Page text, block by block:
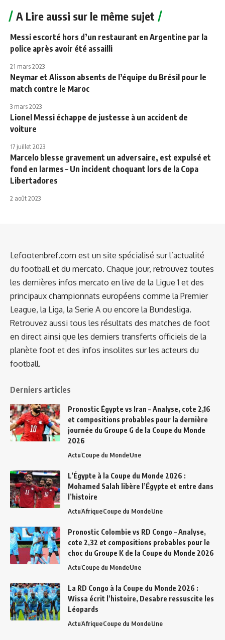
A Lire aussi sur le même sujet
Messi escorté hors d’un restaurant en Argentine par la
police après avoir été assailli
21 mars 2023
Neymar et Alisson absents de l’équipe du Brésil pour le
match contre le Maroc
3 mars 2023
Lionel Messi échappe de justesse à un accident de
voiture
17 juillet 2023
Marcelo blesse gravement un adversaire, est expulsé et
fond en larmes – Un incident choquant lors de la Copa
Libertadores
2 août 2023
Lefootenbref.com est un site spécialisé sur l’actualité
du football et du mercato. Chaque jour, retrouvez toutes
les dernières infos mercato en live de la Ligue 1 et des
principaux championnats européens comme la Premier
League, la Liga, la Serie A ou encore la Bundesliga.
Retrouvez aussi tous les résultats des matches de foot
en direct ainsi que les derniers transferts officiels de la
planète foot et des infos insolites sur les acteurs du
football.
Derniers articles
Pronostic Égypte vs Iran – Analyse, cote 2,16
et compositions probables pour la dernière
journée du Groupe G de la Coupe du Monde
2026
ActuCoupe du MondeUne
L’Égypte à la Coupe du Monde 2026 :
Mohamed Salah libère l’Égypte et entre dans
l’histoire
ActuAfriqueCoupe du MondeUne
Pronostic Colombie vs RD Congo – Analyse,
cote 2,32 et compositions probables pour le
choc du Groupe K de la Coupe du Monde 2026
ActuCoupe du MondeUne
La RD Congo à la Coupe du Monde 2026 :
Wissa écrit l’histoire, Desabre ressuscite les
Léopards
ActuAfriqueCoupe du MondeUne